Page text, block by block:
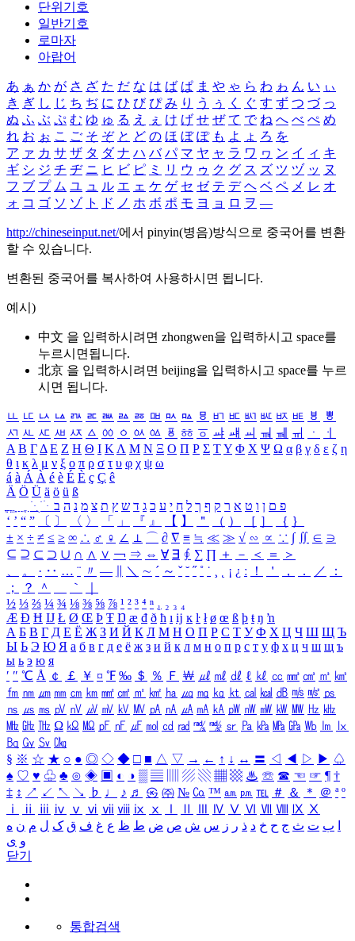
단위기호
일반기호
로마자
아랍어
あ ぁ か が さ ざ た だ な は ば ぱ ま や ゃ ら わ ゎ ん い ぃ
き ぎ し じ ち ぢ に ひ び ぴ み り う ぅ く ぐ す ず つ づ っ
ぬ ふ ぶ ぷ む ゆ ゅ る え ぇ け げ せ ぜ て で ね へ べ ぺ め
れ お ぉ こ ご そ ぞ と ど の ほ ぼ ぽ も よ ょ ろ を
ア ァ カ サ ザ タ ダ ナ ハ バ パ マ ヤ ャ ラ ワ ヮ ン イ ィ キ
ギ シ ジ チ ヂ ニ ヒ ビ ピ ミ リ ウ ゥ ク グ ス ズ ツ ヅ ッ ヌ
フ ブ プ ム ユ ュ ル エ ェ ケ ゲ セ ゼ テ デ ヘ ベ ペ メ レ オ
ォ コ ゴ ソ ゾ ト ド ノ ホ ボ ポ モ ヨ ョ ロ ヲ ―
http://chineseinput.net/에서 pinyin(병음)방식으로 중국어를 변환
할 수 있습니다.
변환된 중국어를 복사하여 사용하시면 됩니다.
예시)
中文 을 입력하시려면 zhongwen을 입력하시고 space를
누르시면됩니다.
北京 을 입력하시려면 beijing을 입력하시고 space를 누르
시면 됩니다.
ㅥ ㅦ ㅧ ㅨ ㅩ ㅪ ㅫ ㅬ ㅭ ㅮ ㅯ ㅰ ㅱ ㅲ ㅳ ㅴ ㅵ ㅶ ㅷ ㅸ
ㅹ
ㅺ ㅻ ㅼ ㅽ ㅾ ㅿ ㆀ ㆁ ㆂ ㆃ ㆄ ㆅ ㆆ ㆇ ㆈ ㆉ ㆊ ㆋ ㆌ ㆍ
ㆎ
Α Β ΓΔ Ε Ζ Η Θ Ι ΚΛ Μ Ν Ξ Ο Π Ρ Σ ΤΥ Φ Χ Ψ Ω α β γ δ ε ζ η
θ ι κ λ μ ν ξ ο π ρ σ τ υ φ χ ψ ω
á à Á À é è É È ç Ç ê
Ä Ö Ü ä ö ü ß
ִֶֹ ֻּ ׁׂ פ ם ן ו ט א ר ק ף ך ל ח י ע כ ג ד ש ץ ת צ מ נ ה ב
‘ ’ “ ” 〔 〕 〈 〉 「 」 『 』 【 】 ＂ （ ） ［ ］ ｛ ｝
± × ÷ ≠ ≤ ≥ ∞ ∴ ♂ ♀ ∠ ⊥ ⌒ ∂ ∇ ≡ ≒ ≪ ≫ √ ∽ ∝ ∵ ∫ ∬ ∈ ∋
⊆ ⊇ ⊂ ⊃ ∪ ∩ ∧ ∨ ￢ ⇒ ⇔ ∀ ∃ ∮ ∑ ∏ ＋ － ＜ ＝
＞
、
。 · ‥ … ¨ 〃 ― ＼ ∼ ´ ～ ˇ ˘ ˝ ˚ ˙ ¸ ¡ ¿ ː ！ ＇ ， ． ／
：
；
？ ＾ ｀
½ ⅓ ⅔ ¼ ¾ ⅛ ⅜ ⅝ ⅞ ¹ ² ³ ⁴ ⁿ ₁ ₂ ₃ ₄
Æ Ð Ħ Ĳ Ł Ø Œ Þ Ŧ Ŋ æ đ ð ħ ı ĳ ĸ ŀ ł ø œ ß þ ŧ ŋ ŉ
А Б В Г Д Е Ё Ж З И Й К Л М Н О П Р С Т У Ф Х Ц Ч Ш Щ Ъ
Ы Ь Э Ю Я а б в г д е ё ж з и й к л м н о п р с т у ф х ц ч ш щ ъ
ы ь э ю я
′ ″ ℃ Å ￠ ￡ ￥ ¤ ℉ ‰ ＄ ％ Ｆ ￦ ㎕ ㎖ ㎗ ℓ ㎘ ㏄ ㎣ ㎤ ㎥ ㎦
㎙ ㎚ ㎛ ㎜ ㎝ ㎞ ㎟ ㎠ ㎡ ㎢ ㏊ ㎍ ㎎ ㎏ ㏏ ㎈ ㎉ ㏈ ㎧ ㎨ ㎰
㎱ ㎲ ㎳ ㎴ ㎵ ㎶ ㎷ ㎸ ㎹ ㎀ ㎁ ㎂ ㎃ ㎄ ㎺ ㎻ ㎽ ㎾ ㎿ ㎐ ㎑
㎒ ㎓ ㎔ Ω ㏀ ㏁ ㎊ ㎋ ㎌ ㏖ ㏅ ㎭ ㎮ ㎯ ㏛ ㎩ ㎪ ㎫ ㎬ ㏝ ㏐
㏓
㏃ ㏉ ㏜ ㏆
§ ※ ☆ ★ ○ ● ◎ ◇ ◆ □ ■ △ ▽ → ← ↑ ↓ ↔ 〓 ◁ ◀ ▷ ▶ ♤
♠ ♡ ♥ ♧ ♣ ⊙ ◈ ▣ ◐ ◑ ▒ ▤ ▨ ▧ ▦ ▩ ♨ ☏ ☎ ☜ ☞ ¶ †
‡ ↕ ↗ ↙ ↖ ↘ ♭ ♩ ♪ ♬ ㉿ ㈜ № ㏇ ™ ㏂ ㏘ ℡ ＃ ＆ ＊ ＠ ª º
ⅰ
ⅱ ⅲ ⅳ ⅴ ⅵ ⅶ ⅷ ⅸ ⅹ Ⅳ Ⅴ Ⅵ Ⅶ Ⅷ Ⅸ Ⅹ
ب ت ث ج ح خ د ذ ر ز س ش ص ض ط ظ ع غ ف ق ک ل م ن ه
و ی
닫기
통합검색